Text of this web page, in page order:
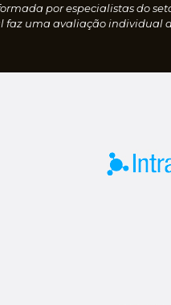
por especialistas do
uma avaliação individual